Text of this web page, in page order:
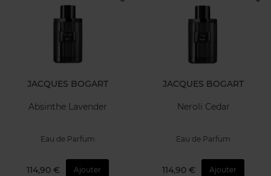
JACQUES BOGART
Absinthe Lavender
Eau de Parfum
114,90 € Ajouter
JACQUES BOGART
Neroli Cedar
Eau de Parfum
114,90 € Ajouter